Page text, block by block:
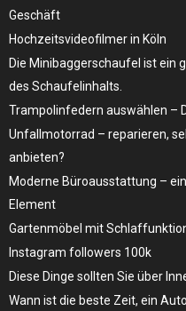
Geschäft
Hochzeitsvideofilmer in Köln
Die Minibaggerschaufel ist ein
des Schaufelinhalts.
Trampolinfedern auswählen –
Unfallmotorrad – reparieren,
anbieten?
Moderne Büroausstattung –
Element
Gartenmöbel mit
Instagram followers 100k
Diese Dinge sollten Sie über
Wann ist die beste Zeit, ein